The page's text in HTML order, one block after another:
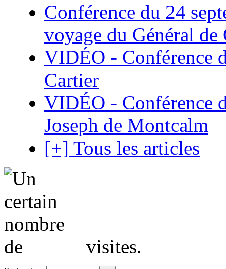
Conférence du 24
voyage du Général
VIDÉO - Conférence
Cartier
VIDÉO - Conférence
Joseph de Montcalm
[+] Tous les articles
visites.